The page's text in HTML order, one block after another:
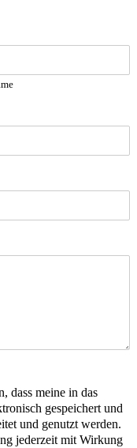
dass meine in das
gespeichert und
und genutzt werden.
jederzeit mit Wirkung